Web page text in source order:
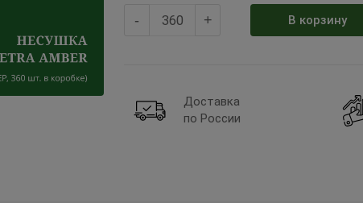
- + В корзину
Доставка
по России